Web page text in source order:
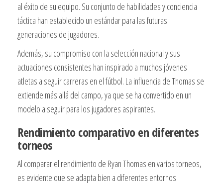
al éxito de su equipo. Su conjunto de habilidades y conciencia
táctica han establecido un estándar para las futuras
generaciones de jugadores.
Además, su compromiso con la selección nacional y sus
actuaciones consistentes han inspirado a muchos jóvenes
atletas a seguir carreras en el fútbol. La influencia de Thomas se
extiende más allá del campo, ya que se ha convertido en un
modelo a seguir para los jugadores aspirantes.
Rendimiento comparativo en diferentes
torneos
Al comparar el rendimiento de Ryan Thomas en varios torneos,
es evidente que se adapta bien a diferentes entornos